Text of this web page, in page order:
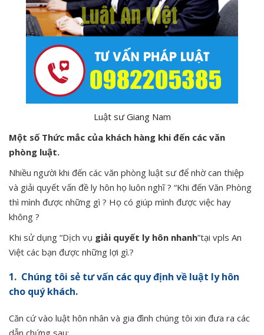
Luật sư Giang Nam
Một số Thức mắc của khách hàng khi đến các văn
phòng luật.
Nhiều người khi đến các văn phòng luật sư để nhờ can thiệp
và giải quyết vấn đề ly hôn họ luôn nghĩ ? “Khi đến Văn Phòng
thì mình được những gì ? Họ có giúp mình được việc hay
không ?
Khi sử dụng “Dịch vụ giải quyết ly hôn nhanh”tại vpls An
Việt các bạn được những lợi gì.?
1. Chúng tôi sẻ tư vấn các quy định về luật ly hôn
cho quý khách.
Căn cứ vào luật hôn nhân và gia đình chúng tôi xin đưa ra các